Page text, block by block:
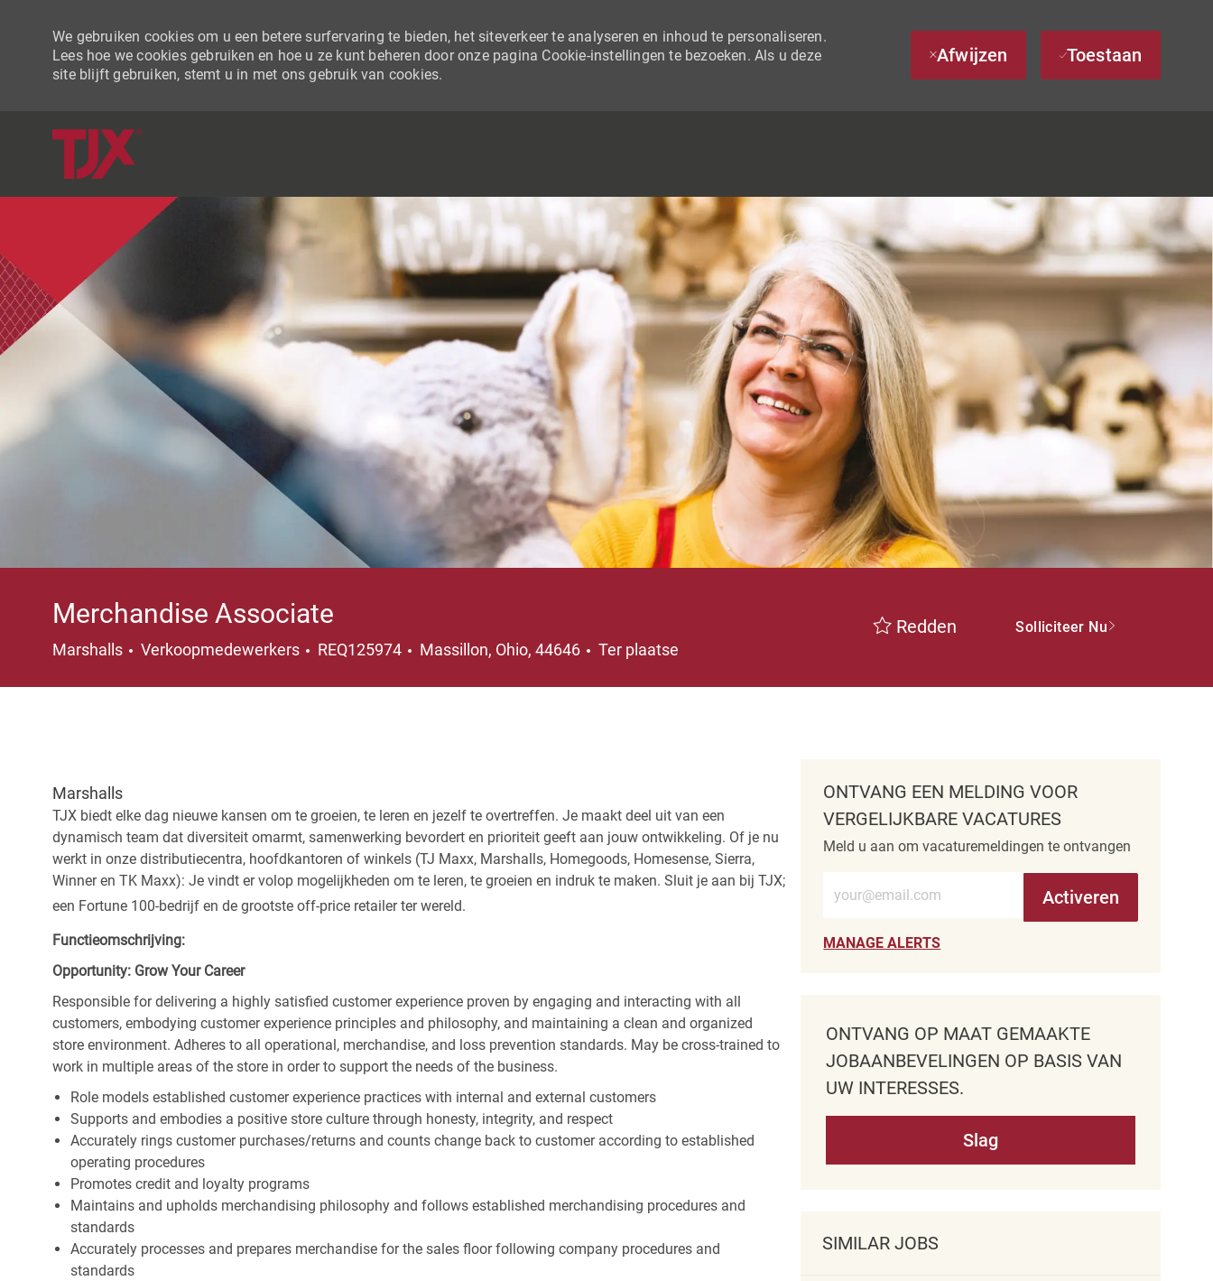
We gebruiken cookies om u een betere surfervaring te bieden, het siteverkeer te analyseren en inhoud te personaliseren.
Lees hoe we cookies gebruiken en hoe u ze kunt beheren door onze pagina Cookie-instellingen te bezoeken. Als u deze
site blijft gebruiken, stemt u in met ons gebruik van cookies.
Afwijzen Toestaan
Merchandise Associate
Marshalls Categorie
Verkoopmedewerkers REQ125974 Plaats
Massillon, Ohio, 44646 Ter plaatse
Redden Solliciteer Nu
Marshalls
TJX biedt elke dag nieuwe kansen om te groeien, te leren en jezelf te overtreffen. Je maakt deel uit van een
dynamisch team dat diversiteit omarmt, samenwerking bevordert en prioriteit geeft aan jouw ontwikkeling. Of je nu
werkt in onze distributiecentra, hoofdkantoren of winkels (TJ Maxx, Marshalls, Homegoods, Homesense, Sierra,
Winner en TK Maxx): Je vindt er volop mogelijkheden om te leren, te groeien en indruk te maken. Sluit je aan bij TJX;
een Fortune 100-bedrijf en de grootste off-price retailer ter wereld.
Functieomschrijving:
Opportunity: Grow Your Career
Responsible for delivering a highly satisfied customer experience proven by engaging and interacting with all
customers, embodying customer experience principles and philosophy, and maintaining a clean and organized
store environment. Adheres to all operational, merchandise, and loss prevention standards. May be cross-trained to
work in multiple areas of the store in order to support the needs of the business.
Role models established customer experience practices with internal and external customers
Supports and embodies a positive store culture through honesty, integrity, and respect
Accurately rings customer purchases/returns and counts change back to customer according to established
operating procedures
Promotes credit and loyalty programs
Maintains and upholds merchandising philosophy and follows established merchandising procedures and
standards
Accurately processes and prepares merchandise for the sales floor following company procedures and
standards
ONTVANG EEN MELDING VOOR
VERGELIJKBARE VACATURES
Meld u aan om vacaturemeldingen te ontvangen
Activeren
MANAGE ALERTS
ONTVANG OP MAAT GEMAAKTE
JOBAANBEVELINGEN OP BASIS VAN
UW INTERESSES.
Slag
SIMILAR JOBS